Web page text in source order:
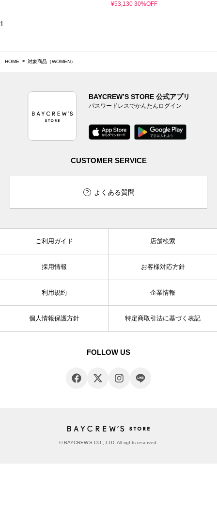
¥53,130 30%OFF
1
HOME 対象商品（WOMEN）
BAYCREW’S STORE 公式アプリ
パスワードレスでかんたんログイン
CUSTOMER SERVICE
よくある質問
ご利用ガイド 店舗検索
採用情報 お客様対応方針
利用規約 企業情報
個人情報保護方針 特定商取引法に基づく表記
FOLLOW US
© BAYCREW’S CO., LTD. All rights reserved.